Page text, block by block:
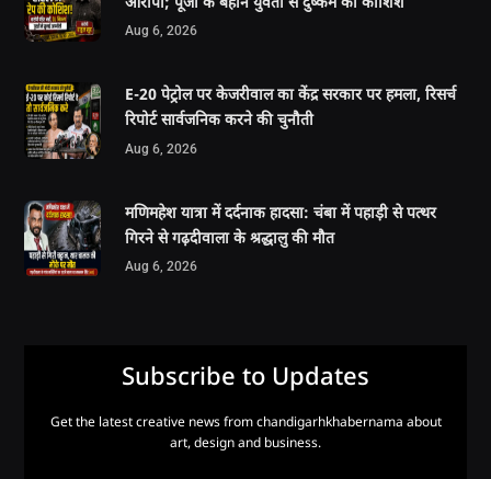
आरोपी; पूजा के बहाने युवती से दुष्कर्म की कोशिश
Aug 6, 2026
E-20 पेट्रोल पर केजरीवाल का केंद्र सरकार पर हमला, रिसर्च
रिपोर्ट सार्वजनिक करने की चुनौती
Aug 6, 2026
मणिमहेश यात्रा में दर्दनाक हादसा: चंबा में पहाड़ी से पत्थर
गिरने से गढ़दीवाला के श्रद्धालु की मौत
Aug 6, 2026
Subscribe to Updates
Get the latest creative news from chandigarhkhabernama about
art, design and business.